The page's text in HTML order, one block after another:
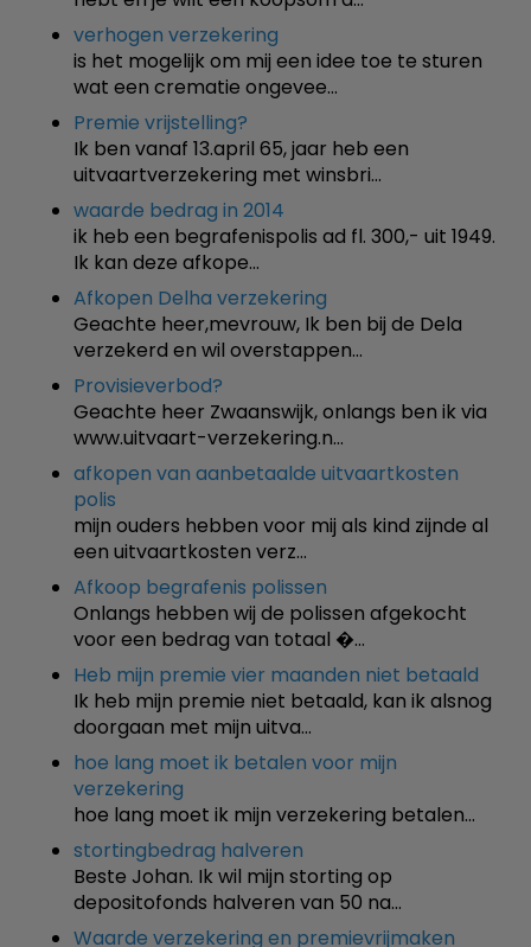
verhogen verzekering
is het mogelijk om mij een idee toe te sturen
wat een crematie ongevee…
Premie vrijstelling?
Ik ben vanaf 13.april 65, jaar heb een
uitvaartverzekering met winsbri…
waarde bedrag in 2014
ik heb een begrafenispolis ad fl. 300,- uit 1949.
Ik kan deze afkope…
Afkopen Delha verzekering
Geachte heer,mevrouw, Ik ben bij de Dela
verzekerd en wil overstappen…
Provisieverbod?
Geachte heer Zwaanswijk, onlangs ben ik via
www.uitvaart-verzekering.n…
afkopen van aanbetaalde uitvaartkosten
polis
mijn ouders hebben voor mij als kind zijnde al
een uitvaartkosten verz…
Afkoop begrafenis polissen
Onlangs hebben wij de polissen afgekocht
voor een bedrag van totaal �…
Heb mijn premie vier maanden niet betaald
Ik heb mijn premie niet betaald, kan ik alsnog
doorgaan met mijn uitva…
hoe lang moet ik betalen voor mijn
verzekering
hoe lang moet ik mijn verzekering betalen…
stortingbedrag halveren
Beste Johan. Ik wil mijn storting op
depositofonds halveren van 50 na…
Waarde verzekering en premievrijmaken